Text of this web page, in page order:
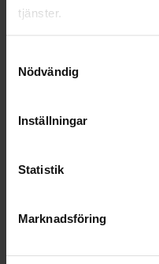
tjänster.
Nödvändig
Inställningar
Statistik
Marknadsföring
SOCIALT ANSVAR